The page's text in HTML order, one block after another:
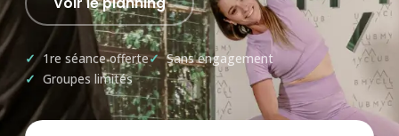
1re séance offerte
Sans engagement
Groupes limités